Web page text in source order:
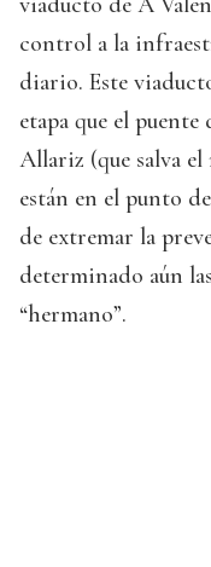
control a la
diario. Este
etapa que el
Allariz (que salva
están en el punto
de extremar la
determinado aún
“hermano”.